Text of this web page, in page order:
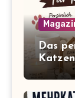
Das